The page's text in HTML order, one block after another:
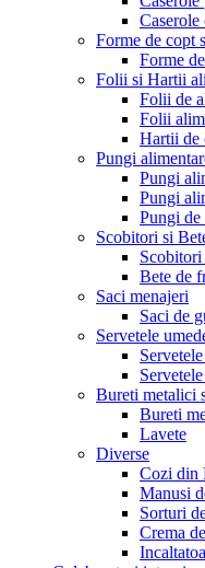
Caserole
Forme de copt
Forme
Folii si Hartii
Folii de
Folii
Hartii de
Pungi
Pungi
Pungi
Pungi de
Scobitori si
Bete de
Saci menajeri
Saci de
Servetele
Bureti metalici
Bureti
Lavete
Diverse
Cozi din
Manusi
Sorturi
Crema